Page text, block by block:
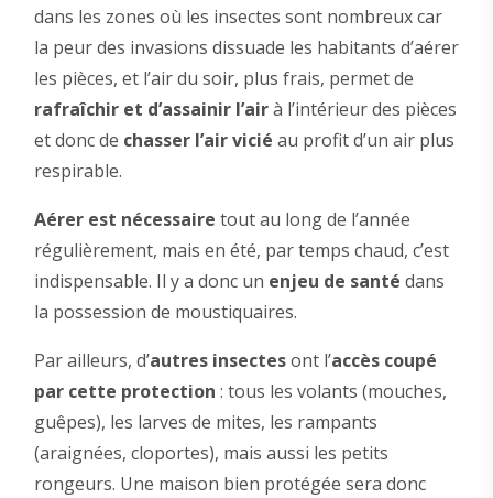
dans les zones où les insectes sont nombreux car
la peur des invasions dissuade les habitants d’aérer
les pièces, et l’air du soir, plus frais, permet de
rafraîchir et d’assainir l’airà l’intérieur des pièces
et donc de chasser l’air vicié au profit d’un air plus
respirable.
Aérer est nécessaire tout au long de l’année
régulièrement, mais en été, par temps chaud, c’est
indispensable. Il y a donc un enjeu de santé dans
la possession de moustiquaires.
Par ailleurs, d’autres insectesont l’accès coupé
par cette protection : tous les volants (mouches,
guêpes), les larves de mites, les rampants
(araignées, cloportes), mais aussi les petits
rongeurs. Une maison bien protégée sera donc